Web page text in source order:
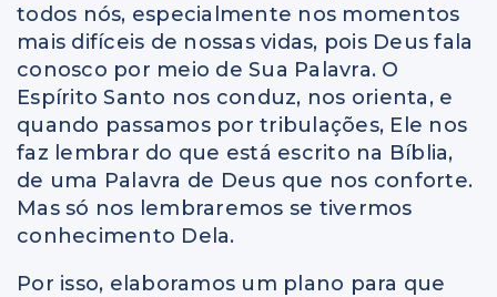
todos nós, especialmente nos momentos
mais difíceis de nossas vidas, pois Deus fala
conosco por meio de Sua Palavra. O
Espírito Santo nos conduz, nos orienta, e
quando passamos por tribulações, Ele nos
faz lembrar do que está escrito na Bíblia,
de uma Palavra de Deus que nos conforte.
Mas só nos lembraremos se tivermos
conhecimento Dela.
Por isso, elaboramos um plano para que